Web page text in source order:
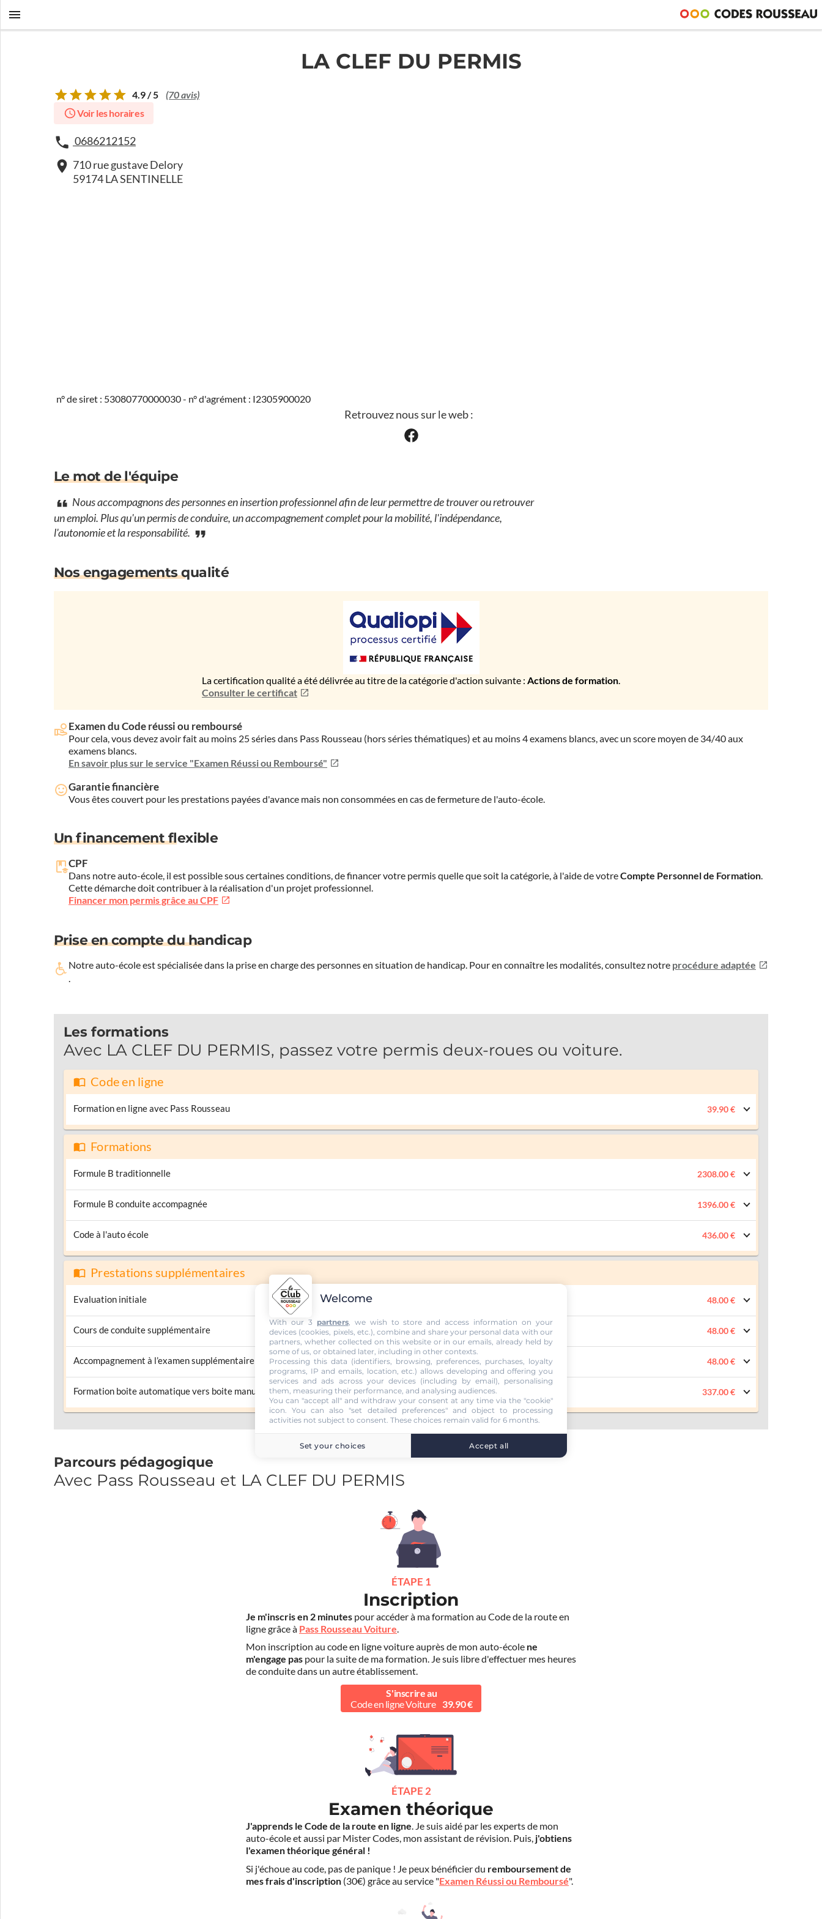
LA CLEF DU PERMIS
4.9 / 5 (70 avis)
Voir les horaires
0686212152
710 rue gustave Delory
59174 LA SENTINELLE
n° de siret : 53080770000030 - n° d'agrément : I2305900020
Retrouvez nous sur le web :
Le mot de l'équipe
Nous accompagnons des personnes en insertion professionnel afin de leur permettre de trouver ou retrouver
un emploi. Plus qu'un permis de conduire, un accompagnement complet pour la mobilité, l'indépendance,
l'autonomie et la responsabilité.
Nos engagements qualité
La certification qualité a été délivrée au titre de la catégorie d'action suivante : Actions de formation.
Consulter le certificat
Examen du Code réussi ou remboursé
Pour cela, vous devez avoir fait au moins 25 séries dans Pass Rousseau (hors séries thématiques) et au moins 4 examens blancs, avec un score moyen de 34/40 aux
examens blancs.
En savoir plus sur le service "Examen Réussi ou Remboursé"
Garantie financière
Vous êtes couvert pour les prestations payées d'avance mais non consommées en cas de fermeture de l'auto-école.
Un financement flexible
CPF
Dans notre auto-école, il est possible sous certaines conditions, de financer votre permis quelle que soit la catégorie, à l'aide de votreCompte Personnel de Formation.
Cette démarche doit contribuer à la réalisation d'un projet professionnel.
Financer mon permis grâce au CPF
Prise en compte du handicap
Notre auto-école est spécialisée dans la prise en charge des personnes en situation de handicap. Pour en connaître les modalités, consultez notre procédure adaptée
Les formations
Avec LA CLEF DU PERMIS, passez votre permis deux-roues ou voiture.
Code en ligne
Formation en ligne avec Pass Rousseau 39.90 €
Formations
Formule B traditionnelle 2308.00 €
Formule B conduite accompagnée 1396.00 €
Code à l'auto école 436.00 €
Prestations supplémentaires
Evaluation initiale 48.00 €
Cours de conduite supplémentaire 48.00 €
Accompagnement à l’examen supplémentaire 48.00 €
Formation boite automatique vers boite manuelle (B78) 337.00 €
Parcours pédagogique
Avec Pass Rousseau et LA CLEF DU PERMIS
ÉTAPE 1
Inscription
Je m'inscris en 2 minutes pour accéder à ma formation au Code de la route en
ligne grâce à Pass Rousseau Voiture
Mon inscription au code en ligne voiture auprès de mon auto-école ne
m'engage pas pour la suite de ma formation. Je suis libre d'effectuer mes heures
de conduite dans un autre établissement.
S'inscrire au
Code en ligne Voiture
39.90 €
ÉTAPE 2
Examen théorique
J'apprends le Code de la route en ligne. Je suis aidé par les experts de mon
auto-école et aussi par Mister Codes, mon assistant de révision. Puis, j'obtiens
l'examen théorique général !
Si j'échoue au code, pas de panique ! Je peux bénéficier du remboursement de
mes frais d'inscription (30€) grâce au service "Examen Réussi ou Remboursé".
Welcome
With our 3 partners, we wish to store and access information on your
devices (cookies, pixels, etc.), combine and share your personal data with our
partners, whether collected on this website or in our emails, already held by
some of us, or obtained later, including in other contexts.
Processing this data (identifiers, browsing, preferences, purchases, loyalty
programs, IP and emails, location, etc.) allows developing and offering you
services and ads across your devices (including by email), personalising
them, measuring their performance, and analysing audiences.
You can "accept all" and withdraw your consent at any time via the "cookie"
icon. You can also "set detailed preferences" and object to processing
activities not subject to consent. These choices remain valid for 6 months.
Set your choices Accept all